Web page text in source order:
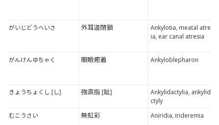
がいじどうへいさ 外耳道閉鎖
Ankylotia, meatal atres
ia, ear canal atresia
がんけんゆちゃく 眼瞼癒着 Ankyloblepharon
きょうちょくし [し] 強直指 [趾]
Ankylidactylia, ankylida
ctyly
むこうさい
無虹彩 Aniridia, irideremia